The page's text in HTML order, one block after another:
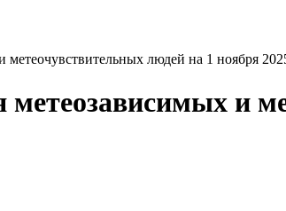
людей на 1 ноября
и